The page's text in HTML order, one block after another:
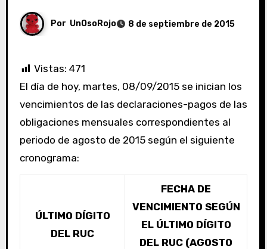
Por UnOsoRojo 8 de septiembre de 2015
Vistas: 471
El día de hoy, martes, 08/09/2015 se inician los
vencimientos de las declaraciones-pagos de las
obligaciones mensuales correspondientes al
periodo de agosto de 2015 según el siguiente
cronograma:
ÚLTIMO DÍGITO
DEL RUC
FECHA DE
VENCIMIENTO SEGÚN
EL ÚLTIMO DÍGITO
DEL RUC (AGOSTO